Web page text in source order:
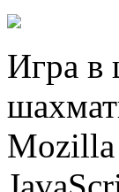
Игра в
Mozilla